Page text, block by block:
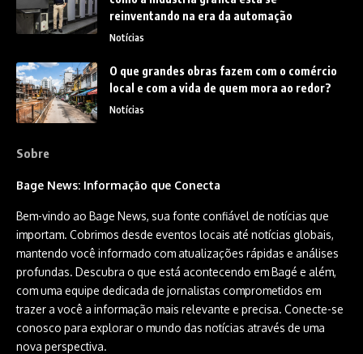
reinventando na era da automação
Notícias
O que grandes obras fazem com o comércio
local e com a vida de quem mora ao redor?
Notícias
Sobre
Bage News: Informação que Conecta
Bem-vindo ao Bage News, sua fonte confiável de notícias que
importam. Cobrimos desde eventos locais até notícias globais,
mantendo você informado com atualizações rápidas e análises
profundas. Descubra o que está acontecendo em Bagé e além,
com uma equipe dedicada de jornalistas comprometidos em
trazer a você a informação mais relevante e precisa. Conecte-se
conosco para explorar o mundo das notícias através de uma
nova perspectiva.